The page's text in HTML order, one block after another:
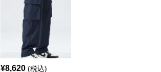
¥8,620 (税込)